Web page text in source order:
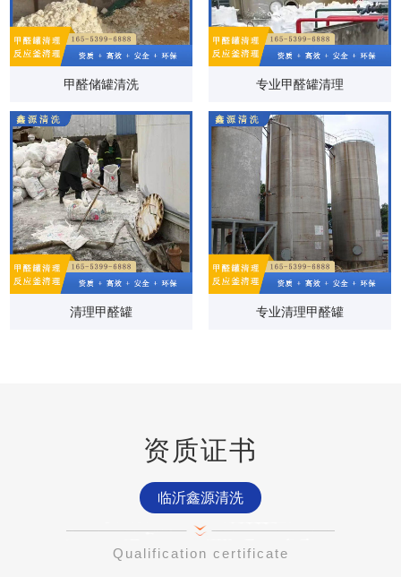
甲醛储罐清洗 专业甲醛罐清理
清理甲醛罐 专业清理甲醛罐
资质证书
临沂鑫源清洗
Qualification certificate